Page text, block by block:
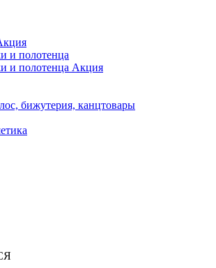
и полотенца
и полотенца Акция
бижутерия, канцтовары